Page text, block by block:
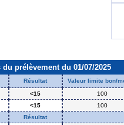
du prélèvement du 01/07/2025
Résultat
Valeur limite bon/
<15
100
<15
100
Résultat